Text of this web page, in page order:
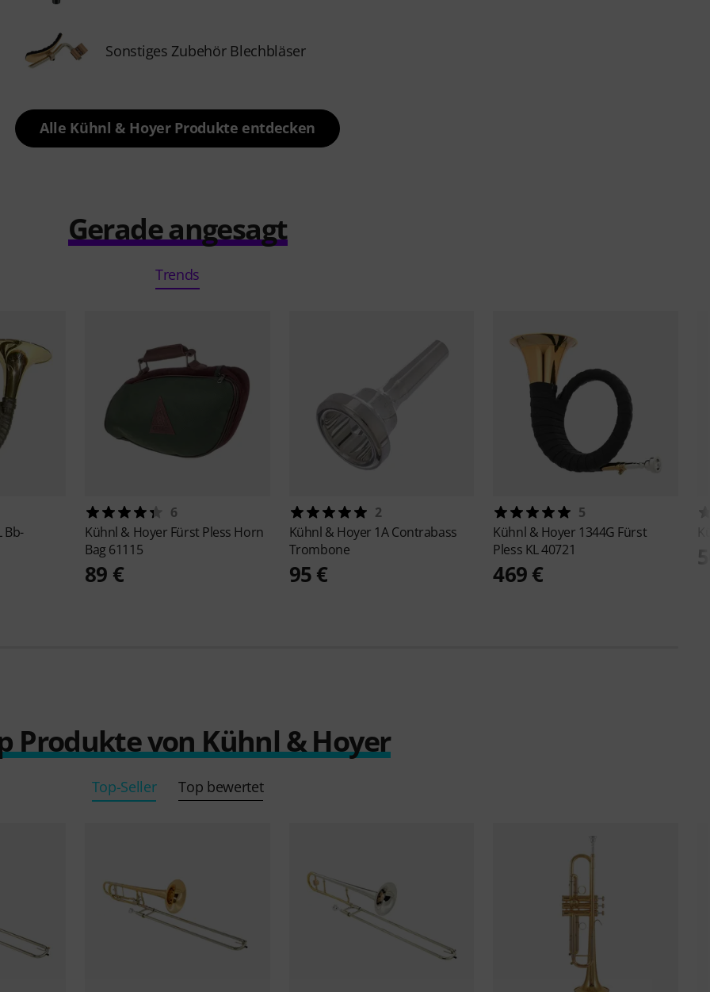
Sonstiges Zubehör Blechbläser
Alle Kühnl & Hoyer Produkte entdecken
Gerade angesagt
Trends
Bb-
6
Kühnl & Hoyer Fürst Pless Horn
Bag 61115
89 €
2
Kühnl & Hoyer 1A Contrabass
Trombone
95 €
5
Kühnl & Hoyer 1344G Fürst
Pless KL 40721
469 €
Produkte von Kühnl & Hoyer
Top-Seller Top bewertet